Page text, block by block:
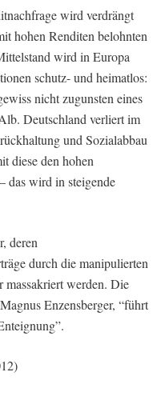
wird verdrängt
hohen Renditen belohnten
wird in Europa
schutz- und heimatlos:
nicht zugunsten eines
Deutschland verliert im
und Sozialabbau
diese den hohen
das wird in steigende
deren
durch die manipulierten
werden. Die
Enzensberger, “führt